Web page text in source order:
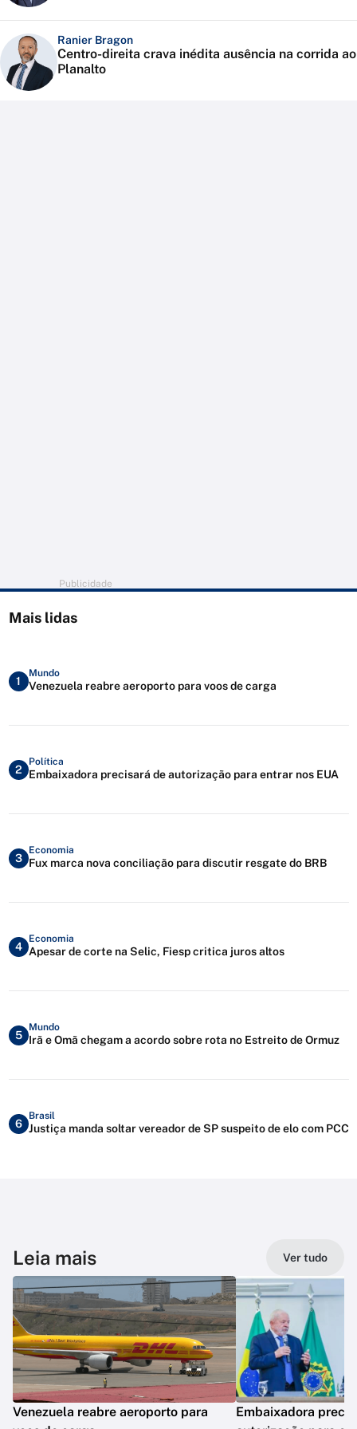
Ranier Bragon
Centro-direita crava inédita ausência na corrida ao
Planalto
Publicidade
Mais lidas
1
Mundo
Venezuela reabre aeroporto para voos de carga
2
Política
Embaixadora precisará de autorização para entrar nos EUA
3
Economia
Fux marca nova conciliação para discutir resgate do BRB
4
Economia
Apesar de corte na Selic, Fiesp critica juros altos
5
Mundo
Irã e Omã chegam a acordo sobre rota no Estreito de Ormuz
6
Brasil
Justiça manda soltar vereador de SP suspeito de elo com PCC
Leia mais Ver tudo
Venezuela reabre aeroporto para
Embaixadora